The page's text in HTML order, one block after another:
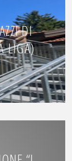
DI
LIGA)